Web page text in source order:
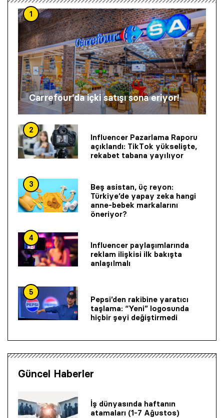
1
Carrefour’da içki satışı sona eriyor!
2
Influencer Pazarlama Raporu
açıklandı: TikTok yükselişte,
rekabet tabana yayılıyor
3
Beş asistan, üç reyon:
Türkiye’de yapay zeka hangi
anne-bebek markalarını
öneriyor?
4
Influencer paylaşımlarında
reklam ilişkisi ilk bakışta
anlaşılmalı
5
Pepsi’den rakibine yaratıcı
taşlama: “Yeni” logosunda
hiçbir şeyi değiştirmedi
Güncel Haberler
İş dünyasında haftanın
atamaları (1-7 Ağustos)